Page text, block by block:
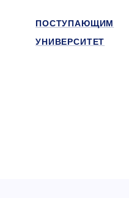
ПОСТУПАЮЩИМ
УНИВЕРСИТЕТ